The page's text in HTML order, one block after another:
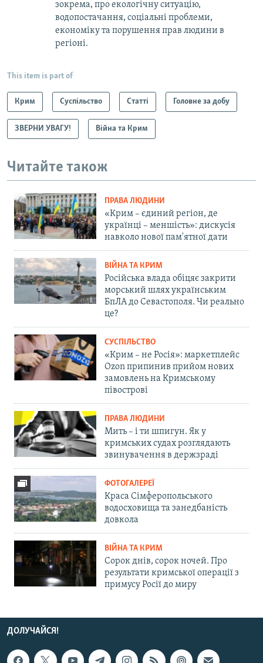
зокрема, про екологічну ситуацію,
водопостачання, соціальні проблеми,
економіку та порушення прав людини в
регіоні.
This item is part of
Крим Суспільство Статті Головне за добу
ЗВЕРНИ УВАГУ! Війна та Крим
Читайте також
ПРАВА ЛЮДИНИ
«Крим – єдиний регіон, де
українці – меншість»: дискусія
навколо нової пам'ятної дати
ВІЙНА ТА КРИМ
Російська влада обіцяє закрити
морський шлях українським
БпЛА до Севастополя. Чи реально
це?
СУСПІЛЬСТВО
«Крим – не Росія»: маркетплейс
Ozon припинив прийом нових
замовлень на Кримському
півострові
ПРАВА ЛЮДИНИ
Мить – і ти шпигун. Як у
кримських судах розглядають
звинувачення в держзраді
ФОТОГАЛЕРЕЇ
Краса Сімферопольського
водосховища та занедбаність
довкола
ВІЙНА ТА КРИМ
Сорок днів, сорок ночей. Про
результати кримської операції з
примусу Росії до миру
ДОЛУЧАЙСЯ!